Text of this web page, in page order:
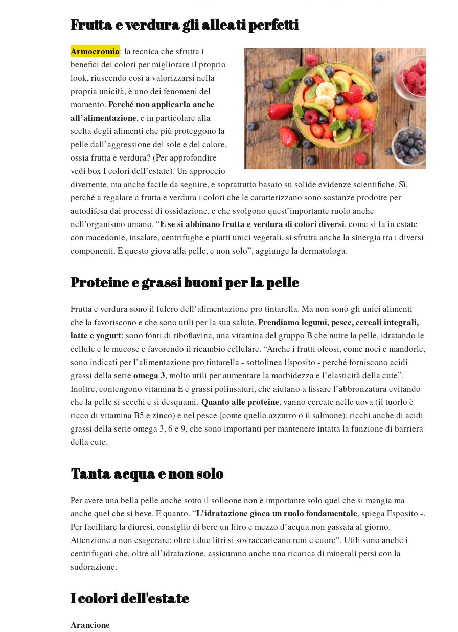
Frutta e verduragli alleati perfetti
Armocromia: la tecnica che sfrutta i
benefici dei colori per migliorare il proprio
look, riuscendo così a valorizzarsi nella
propria unicità, è uno dei fenomeni del
momento. Perché non applicarla anche
all’alimentazione, e in particolare alla
scelta degli alimenti che più proteggono la
pelle dall’aggressione del sole e del calore,
ossia frutta e verdura? (Per approfondire
vedi box I colori dell’estate). Un approccio
divertente, ma anche facile da seguire, e soprattutto basato su solide evidenze scientifiche. Sì,
perché a regalare a frutta e verdura i colori che le caratterizzano sono sostanze prodotte per
autodifesa dai processi di ossidazione, e che svolgono quest’importante ruolo anche
nell’organismo umano. “E se si abbinano frutta e verdura di colori diversi, come si fa in estate
con macedonie, insalate, centrifughe e piatti unici vegetali, si sfrutta anche la sinergia tra i diversi
componenti. E questo giova alla pelle, e non solo”, aggiunge la dermatologa.
Proteine e grassibuoni per la pelle
Frutta e verdura sono il fulcro dell’alimentazione pro tintarella. Ma non sono gli unici alimenti
che la favoriscono e che sono utili per la sua salute. Prendiamo legumi, pesce, cereali integrali,
latte e yogurt: sono fonti di riboflavina, una vitamina del gruppo B che nutre la pelle, idratando le
cellule e le mucose e favorendo il ricambio cellulare. “Anche i frutti oleosi, come noci e mandorle,
sono indicati per l’alimentazione pro tintarella - sottolinea Esposito - perché forniscono acidi
grassi della serie omega 3, molto utili per aumentare la morbidezza e l’elasticità della cute”.
Inoltre, contengono vitamina E e grassi polinsaturi, che aiutano a fissare l’abbronzatura evitando
che la pelle si secchi e si desquami. Quanto alle proteine, vanno cercate nelle uova (il tuorlo è
ricco di vitamina B5 e zinco) e nel pesce (come quello azzurro o il salmone), ricchi anche di acidi
grassi della serie omega 3, 6 e 9, che sono importanti per mantenere intatta la funzione di barriera
della cute.
Tanta acqua e non solo
Per avere una bella pelle anche sotto il solleone non è importante solo quel che si mangia ma
anche quel che si beve. E quanto. “L’idratazione gioca un ruolo fondamentale, spiega Esposito -.
Per facilitare la diuresi, consiglio di bere un litro e mezzo d’acqua non gassata al giorno.
Attenzione a non esagerare: oltre i due litri si sovraccaricano reni e cuore”. Utili sono anche i
centrifugati che, oltre all’idratazione, assicurano anche una ricarica di minerali persi con la
sudorazione.
I colori dell'estate
Arancione